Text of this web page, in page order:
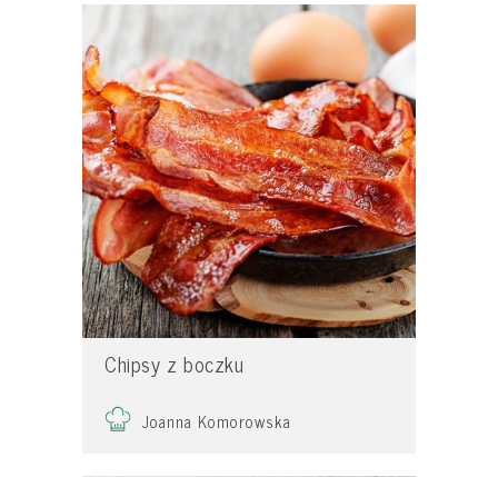
Chipsy z boczku
Joanna Komorowska